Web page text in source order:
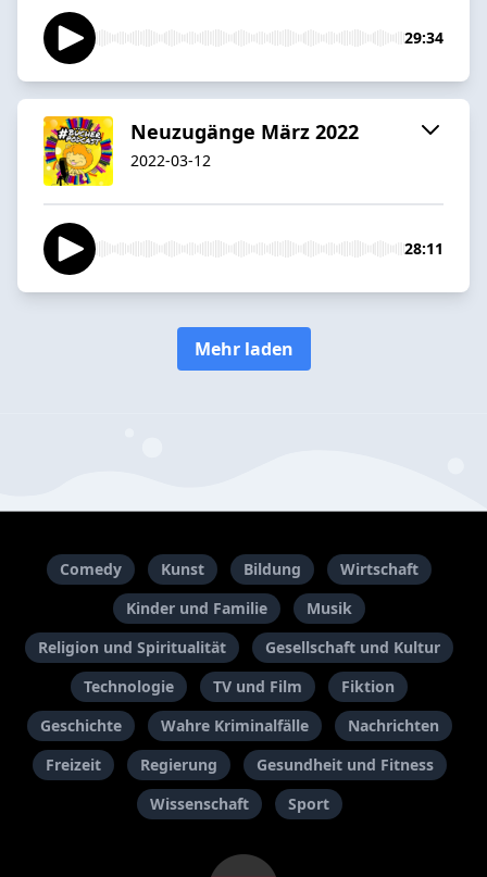
29:34
Neuzugänge März 2022
2022-03-12
28:11
Mehr laden
Comedy Kunst Bildung
Wirtschaft
Kinder und Familie
Musik
Religion und Spiritualität
Gesellschaft und Kultur
Technologie
TV und Film
Fiktion
Geschichte
Wahre Kriminalfälle
Nachrichten
Freizeit
Regierung
Gesundheit und Fitness
Wissenschaft
Sport